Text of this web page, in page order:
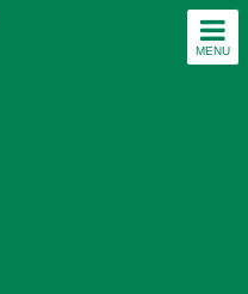
MENU